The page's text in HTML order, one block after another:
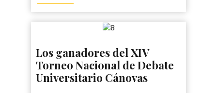
Los ganadores del XIV
Torneo Nacional de Debate
Universitario Cánovas